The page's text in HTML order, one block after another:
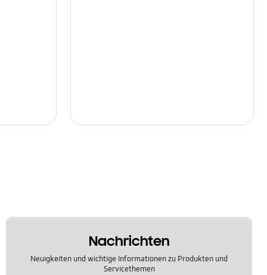
Nachrichten
Neuigkeiten und wichtige Informationen zu Produkten und
Servicethemen